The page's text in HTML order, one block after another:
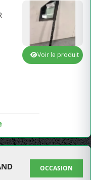
Voir le produit
OCCASION